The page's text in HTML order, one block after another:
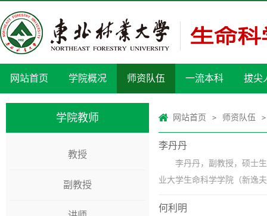
网站首页 学院概况 师资队伍 一流本科 拔尖
学院教师
教授
副教授
网站首页 > 师资队伍 >
李丹丹
李丹丹，副教授，硕士
业大学生命科学学院（新逸
何利明